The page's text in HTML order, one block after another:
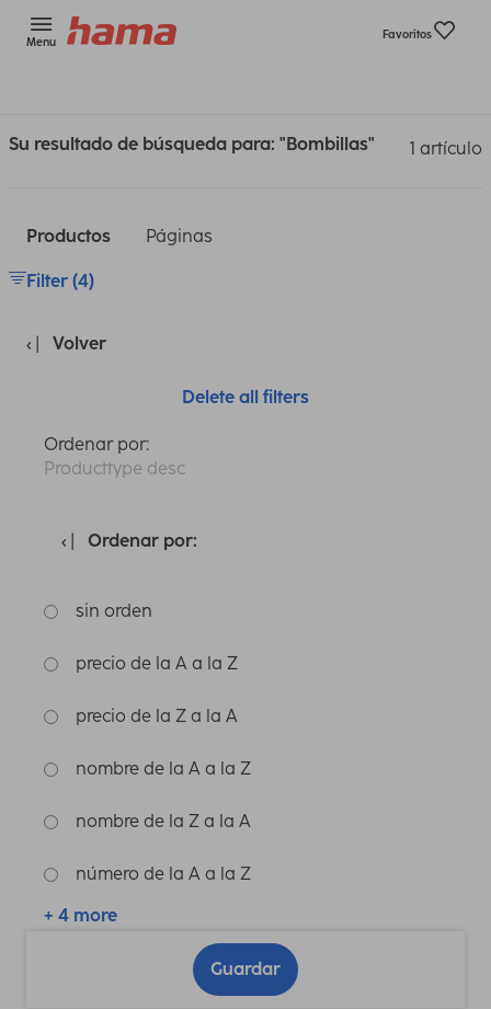
Menu
Favoritos
Su resultado de búsqueda para: "Bombillas" 1 artículo
Productos Páginas
Filter (4)
Volver
Delete all filters
Ordenar por:
Producttype desc
Ordenar por:
sin orden
precio de la A a la Z
precio de la Z a la A
nombre de la A a la Z
nombre de la Z a la A
número de la A a la Z
+ 4 more
Guardar